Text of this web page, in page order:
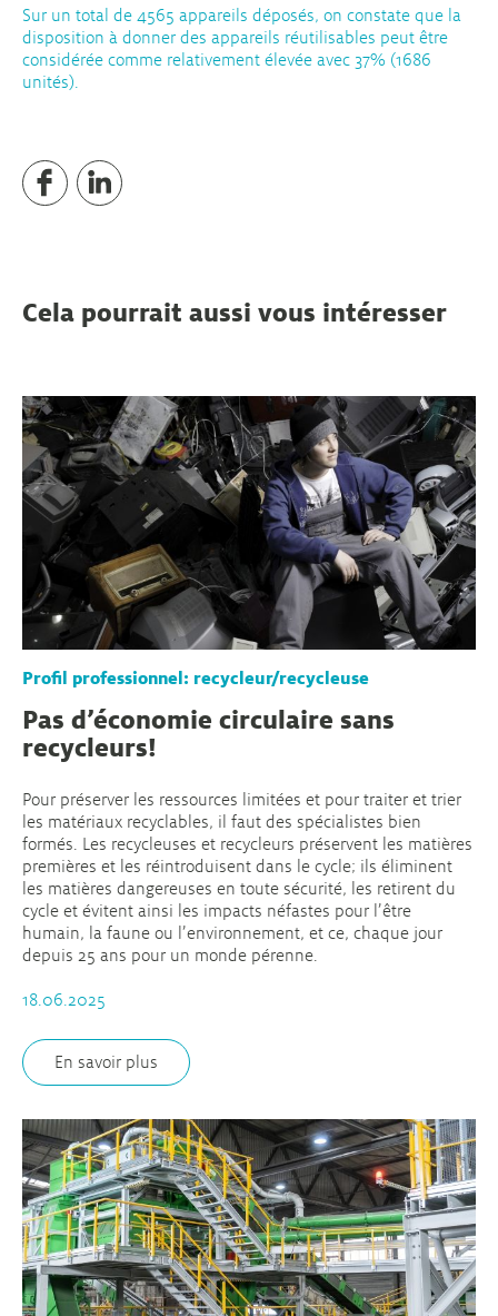
Sur un total de 4565 appareils déposés, on constate que la
disposition à donner des appareils réutilisables peut être
considérée comme relativement élevée avec 37% (1686
unités).
Cela pourrait aussi vous intéresser
Profil professionnel: recycleur/recycleuse
Pas d’économie circulaire sans
recycleurs!
Pour préserver les ressources limitées et pour traiter et trier
les matériaux recyclables, il faut des spécialistes bien
formés. Les recycleuses et recycleurs préservent les matières
premières et les réintroduisent dans le cycle; ils éliminent
les matières dangereuses en toute sécurité, les retirent du
cycle et évitent ainsi les impacts néfastes pour l’être
humain, la faune ou l’environnement, et ce, chaque jour
depuis 25 ans pour un monde pérenne.
18.06.2025
En savoir plus